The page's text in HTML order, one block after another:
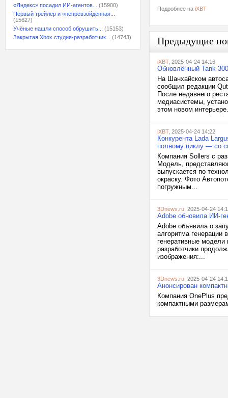
«Яндекс» посадил ИИ-агентов...
(15900)
Первый трейлер и «непревзойдённая...
(15627)
Учёные нашли способ обрушить...
(15153)
Закрытая Xbox студия-разработчик...
(14743)
Подробнее на iXBT
Предыдущие
iXBT, 2025-04-24 14:16
Обновлённый Tank
На Шанхайском
сообщил редакции
После недавнего
медиасистемы,
этом новом
iXBT, 2025-04-24 14:22
Конкурента Lada
полному циклу — со
Компания Sollers с
Модель,
выпускается по
окраску. Фото
погружным...
3Dnews.ru , 2025-04-24
Adobe обновила ИИ-
Adobe объявила о
алгоритма генерации
генеративные модели
разработчики
изображения:...
3Dnews.ru , 2025-04-24
Анонсирован
Компания OnePlus
компактными